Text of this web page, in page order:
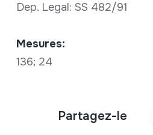
Dep. Legal: SS 482/91
Mesures:
136; 24
Partagez-le